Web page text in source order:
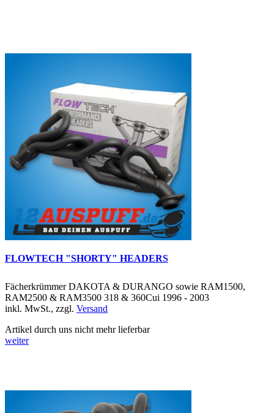
FLOWTECH "SHORTY" HEADERS
Fächerkrümmer DAKOTA & DURANGO sowie RAM1500,
RAM2500 & RAM3500 318 & 360Cui 1996 - 2003
inkl. MwSt., zzgl. Versand
Artikel durch uns nicht mehr lieferbar
weiter